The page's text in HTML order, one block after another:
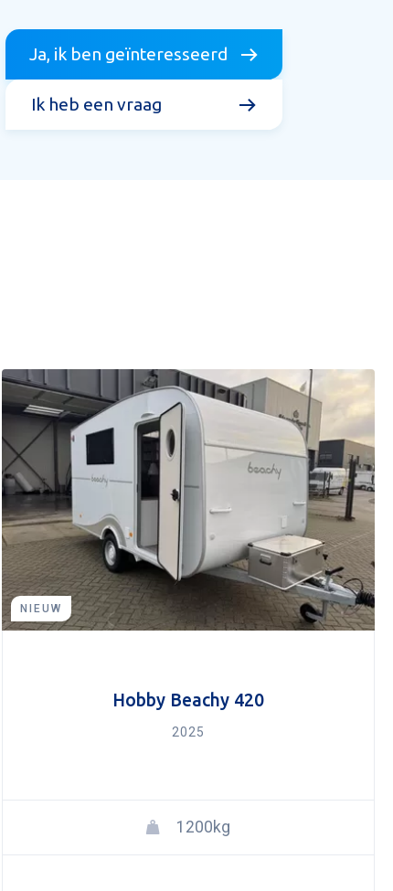
Ja, ik ben geïnteresseerd
Ik heb een vraag
NIEUW
Hobby Beachy 420
2025
1200kg